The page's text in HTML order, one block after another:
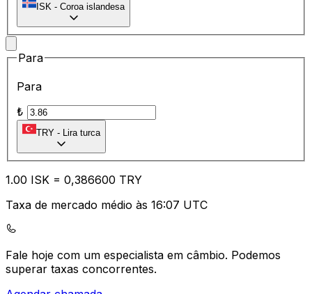
ISK - Coroa islandesa
Para
Para
₺
TRY - Lira turca
1.00 ISK = 0,386600 TRY
Taxa de mercado médio às 16:07 UTC
Fale hoje com um especialista em câmbio. Podemos
superar taxas concorrentes.